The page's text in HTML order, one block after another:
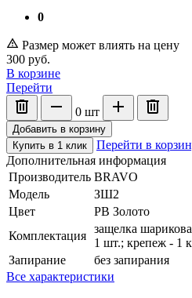
0
Размер может влиять на цену
300 руб.
В корзине
Перейти
0 шт
Добавить в корзину
Купить в 1 клик
Перейти в
Дополнительная информация
Производитель BRAVO
Модель
ЗШ2
Цвет
PB Золото
Комплектация
защелка
1 шт.; крепеж - 1
Запирание
без запирания
Все характеристики